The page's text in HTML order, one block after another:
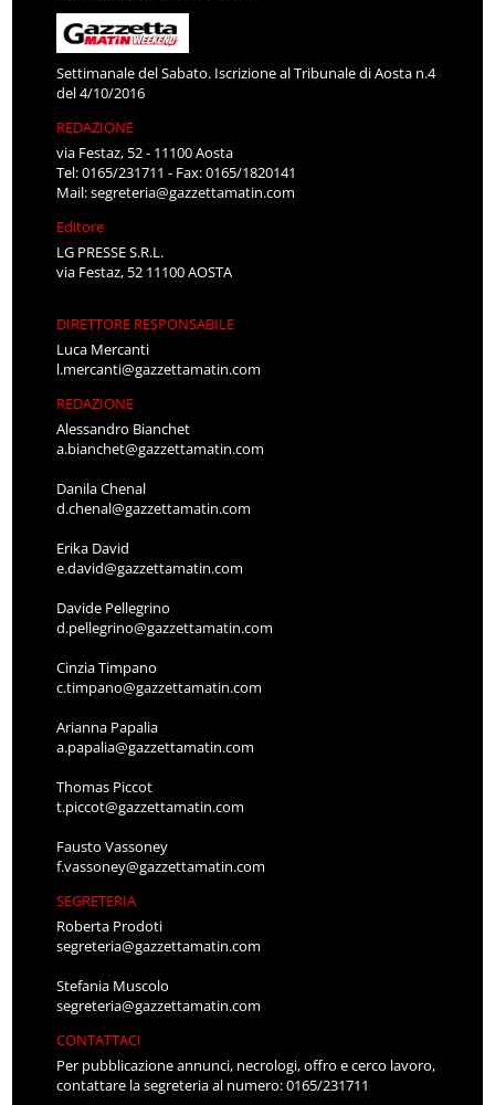
Settimanale del Sabato. Iscrizione al Tribunale di Aosta n.4
del 4/10/2016
REDAZIONE
via Festaz, 52 - 11100 Aosta
Tel: 0165/231711 - Fax: 0165/1820141
Mail:segreteria@gazzettamatin.com
Editore
LG PRESSE S.R.L.
via Festaz, 52 11100 AOSTA
DIRETTORE RESPONSABILE
Luca Mercanti
l.mercanti@gazzettamatin.com
REDAZIONE
Alessandro Bianchet
a.bianchet@gazzettamatin.com
Danila Chenal
d.chenal@gazzettamatin.com
Erika David
e.david@gazzettamatin.com
Davide Pellegrino
d.pellegrino@gazzettamatin.com
Cinzia Timpano
c.timpano@gazzettamatin.com
Arianna Papalia
a.papalia@gazzettamatin.com
Thomas Piccot
t.piccot@gazzettamatin.com
Fausto Vassoney
f.vassoney@gazzettamatin.com
SEGRETERIA
Roberta Prodoti
segreteria@gazzettamatin.com
Stefania Muscolo
segreteria@gazzettamatin.com
CONTATTACI
Per pubblicazione annunci, necrologi, offro e cerco lavoro,
contattare la segreteria al numero: 0165/231711